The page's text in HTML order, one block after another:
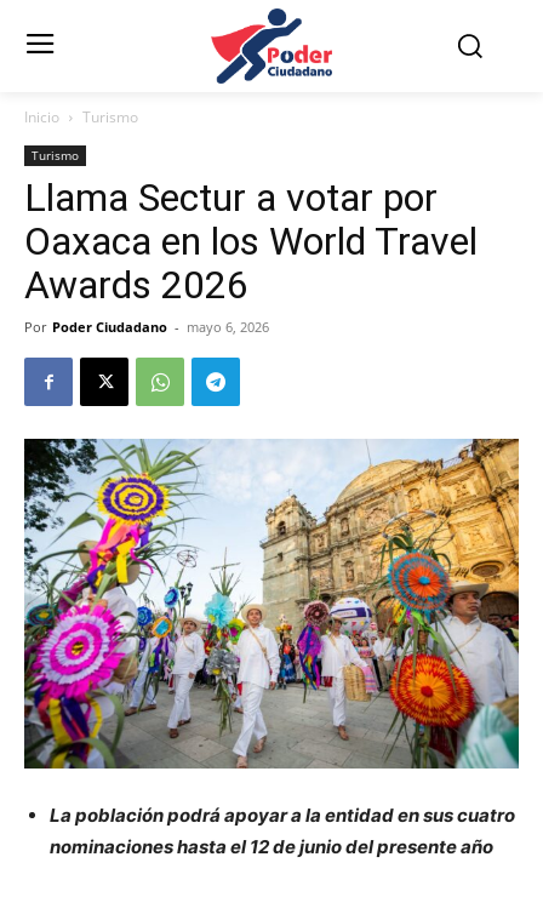
Inicio Turismo
Turismo
Llama Sectur a votar por
Oaxaca en los World Travel
Awards 2026
Por Poder Ciudadano - mayo 6, 2026
La población podrá apoyar a la entidad en sus cuatro
nominaciones hasta el 12 de junio del presente año